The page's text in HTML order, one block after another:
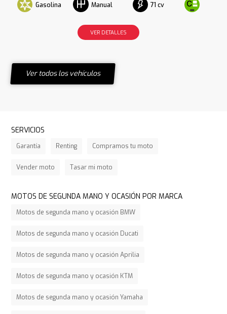
Gasolina Manual 71 cv
VER DETALLES
Ver todos los vehículos
SERVICIOS
Garantía Renting Compramos tu moto
Vender moto Tasar mi moto
MOTOS DE SEGUNDA MANO Y OCASIÓN POR MARCA
Motos de segunda mano y ocasión BMW
Motos de segunda mano y ocasión Ducati
Motos de segunda mano y ocasión Aprilia
Motos de segunda mano y ocasión KTM
Motos de segunda mano y ocasión Yamaha